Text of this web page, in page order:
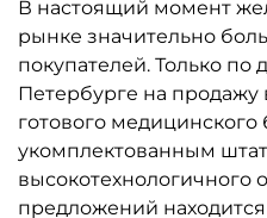
В настоящий момент
рынке значительно
покупателей. Только по
Петербурге на продажу
готового медицинского
укомплектованным
высокотехнологичного
предложений